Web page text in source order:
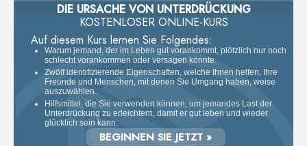
DIE URSACHE VON UNTERDRÜCKUNG
KOSTENLOSER ONLINE-KURS
Auf diesem Kurs lernen Sie Folgendes:
Warum jemand, der im Leben gut vorankommt, plötzlich nur noch
schlecht vorankommen oder versagen könnte.
Zwölf identifizierende Eigenschaften, welche Ihnen helfen, Ihre
Freunde und Menschen, mit denen Sie Umgang haben, weise
auszuwählen.
Hilfsmittel, die Sie verwenden können, um jemandes Last der
Unterdrückung zu erleichtern, damit er gut leben und wieder
glücklich sein kann.
BEGINNEN SIE JETZT »